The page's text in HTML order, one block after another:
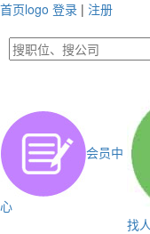
首页logo 登录 | 注册
会员中
心
找